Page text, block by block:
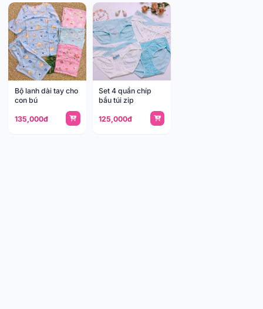
Bộ lanh dài tay cho
con bú
135,000đ
Set 4 quần chíp
bầu túi zip
125,000đ